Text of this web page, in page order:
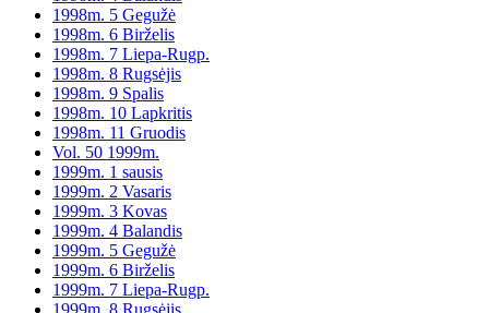
1998m. 5 Gegužė
1998m. 6 Birželis
1998m. 7 Liepa-Rugp.
1998m. 8 Rugsėjis
1998m. 9 Spalis
1998m. 10 Lapkritis
1998m. 11 Gruodis
Vol. 50 1999m.
1999m. 1 sausis
1999m. 2 Vasaris
1999m. 3 Kovas
1999m. 4 Balandis
1999m. 5 Gegužė
1999m. 6 Birželis
1999m. 7 Liepa-Rugp.